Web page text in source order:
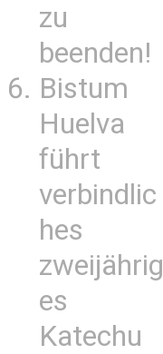
zu
beenden!
Bistum
Huelva
führt
verbindlic
hes
zweijährig
es
Katechu